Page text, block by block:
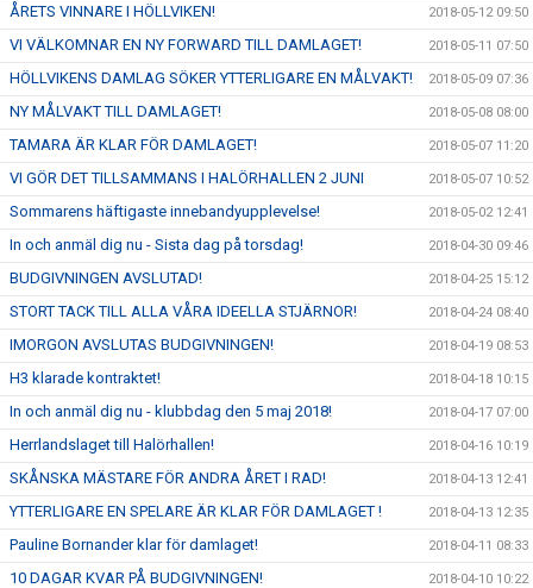
ÅRETS VINNARE I HÖLLVIKEN! 2018-05-12 09:50
VI VÄLKOMNAR EN NY FORWARD TILL DAMLAGET! 2018-05-11 07:50
HÖLLVIKENS DAMLAG SÖKER YTTERLIGARE EN MÅLVAKT! 2018-05-09 07:36
NY MÅLVAKT TILL DAMLAGET! 2018-05-08 08:00
TAMARA ÄR KLAR FÖR DAMLAGET! 2018-05-07 11:20
VI GÖR DET TILLSAMMANS I HALÖRHALLEN 2 JUNI 2018-05-07 10:52
Sommarens häftigaste innebandyupplevelse! 2018-05-02 12:41
In och anmäl dig nu - Sista dag på torsdag! 2018-04-30 09:46
BUDGIVNINGEN AVSLUTAD! 2018-04-25 15:12
STORT TACK TILL ALLA VÅRA IDEELLA STJÄRNOR! 2018-04-24 08:40
IMORGON AVSLUTAS BUDGIVNINGEN! 2018-04-19 08:53
H3 klarade kontraktet! 2018-04-18 10:15
In och anmäl dig nu - klubbdag den 5 maj 2018! 2018-04-17 07:00
Herrlandslaget till Halörhallen! 2018-04-16 10:19
SKÅNSKA MÄSTARE FÖR ANDRA ÅRET I RAD! 2018-04-13 12:41
YTTERLIGARE EN SPELARE ÄR KLAR FÖR DAMLAGET ! 2018-04-13 12:35
Pauline Bornander klar för damlaget! 2018-04-11 08:33
10 DAGAR KVAR PÅ BUDGIVNINGEN! 2018-04-10 10:22